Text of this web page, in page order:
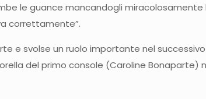
le guance mancandogli
correttamente”.
e svolse un ruolo importante nel
del primo console (Caroline Bonaparte)